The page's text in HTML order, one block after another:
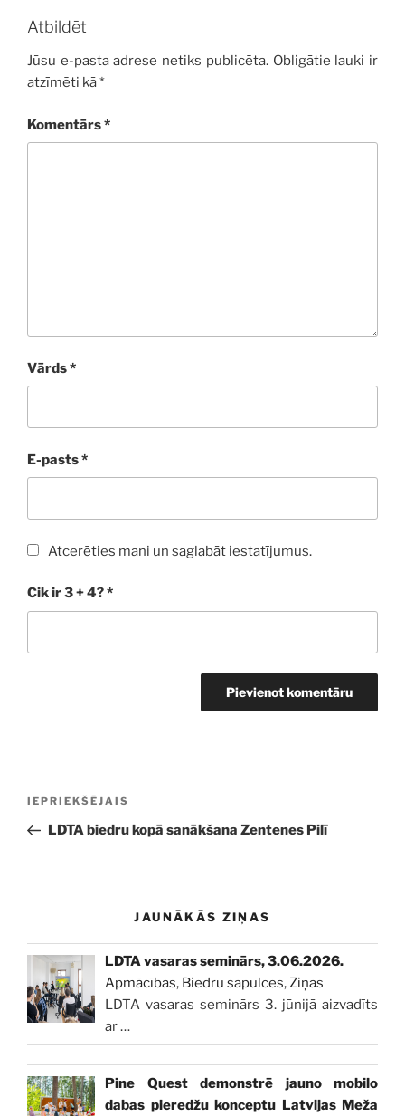
Atbildēt
Jūsu e-pasta adrese netiks publicēta. Obligātie lauki ir
atzīmēti kā*
Komentārs*
Vārds*
E-pasts*
Atcerēties mani un saglabāt iestatījumus.
Cik ir 3 + 4?*
Iepriekšējā
ziņa:
IEPRIEKŠĒJAIS
LDTA biedru kopā sanākšana Zentenes Pilī
JAUNĀKĀS ZIŅAS
LDTA vasaras seminārs, 3.06.2026.
Apmācības, Biedru sapulces,Ziņas
LDTA vasaras seminārs 3. jūnijā aizvadīts
ar…
Pine Quest demonstrē jauno mobilo
dabas pieredžu konceptu Latvijas Meža